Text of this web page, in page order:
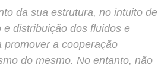
da sua estrutura, no intuito de
distribuição dos fluidos e
promover a cooperação
do mesmo. No entanto, não